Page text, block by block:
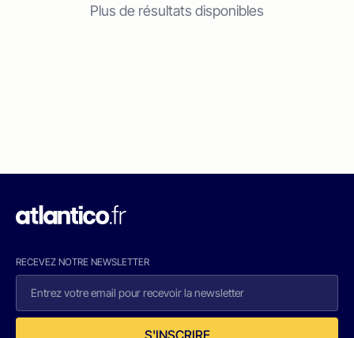
Plus de résultats disponibles
RECEVEZ NOTRE NEWSLETTER
S'INSCRIRE